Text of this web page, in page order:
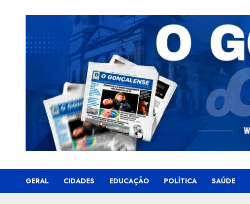
GERAL CIDADES EDUCAÇÃO POLÍTICA SAÚDE